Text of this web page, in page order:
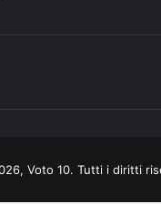
Voto 10. Tutti i diritti